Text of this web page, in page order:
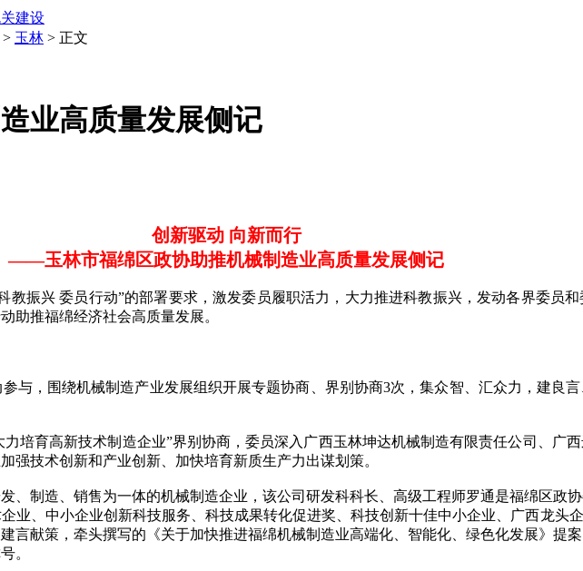
建设
> 玉林 > 正文
业高质量发展侧记
创新驱动 向新而行
——玉林市福绵区政协助推机械制造业高质量发展侧记
振兴 委员行动”的部署要求，激发委员履职活力，大力推进科教振兴，发动各界委员
助推福绵经济社会高质量发展。
，围绕机械制造产业发展组织开展专题协商、界别协商3次，集众智、汇众力，建良言
育高新技术制造企业”界别协商，委员深入广西玉林坤达机械制造有限责任公司、广
强技术创新和产业创新、加快培育新质生产力出谋划策。
制造、销售为一体的机械制造企业，该公司研发科科长、高级工程师罗通是福绵区政协
业、中小企业创新科技服务、科技成果转化促进奖、科技创新十佳中小企业、广西龙头
言献策，牵头撰写的《关于加快推进福绵机械制造业高端化、智能化、绿色化发展》提
。